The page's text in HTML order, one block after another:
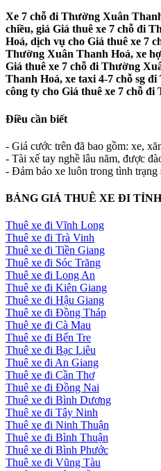
Xe 7 chỗ đi Thường Xuân
chiều, giá Giá thuê xe 7 chỗ đi
Hoá, dịch vụ cho Giá thuê xe 7
Thường Xuân Thanh Hoá, xe
Giá thuê xe 7 chỗ đi Thường
Thanh Hoá, xe taxi 4-7 chỗ sg
công ty cho Giá thuê xe 7 chỗ
Điều cần biết
- Giá cước trên đã bao gồm: xe,
- Tài xế tay nghề lâu năm, được
- Đảm bảo xe luôn trong tình trạng
BẢNG GIÁ THUÊ XE ĐI TỈNH
Thuê xe đi Vĩnh Long
Thuê xe đi Trà Vinh
Thuê xe đi Tiền Giang
Thuê xe đi Sóc Trăng
Thuê xe đi Long An
Thuê xe đi Kiên Giang
Thuê xe đi Hậu Giang
Thuê xe đi Đồng Tháp
Thuê xe đi Cà Mau
Thuê xe đi Bến Tre
Thuê xe đi Bạc Liêu
Thuê xe đi An Giang
Thuê xe đi Cần Thơ
Thuê xe đi Đồng Nai
Thuê xe đi Bình Dương
Thuê xe đi Tây Ninh
Thuê xe đi Ninh Thuận
Thuê xe đi Bình Thuận
Thuê xe đi Bình Phước
Thuê xe đi Vũng Tàu